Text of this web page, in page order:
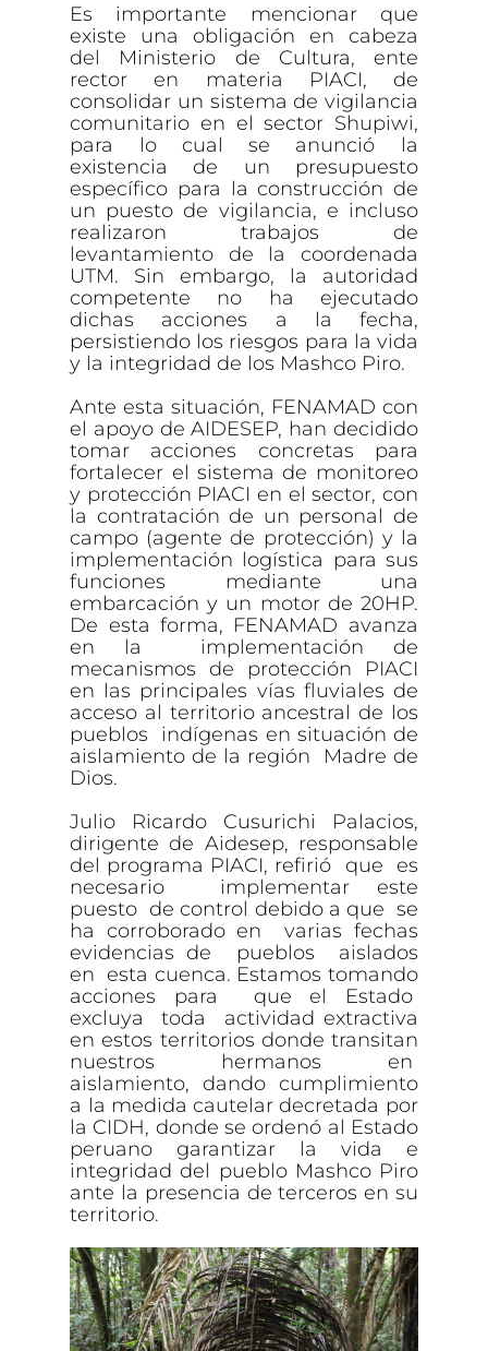
Es importante mencionar que
existe una obligación en cabeza
del Ministerio de Cultura, ente
rector en materia PIACI, de
consolidar un sistema de vigilancia
comunitario en el sector Shupiwi,
para lo cual se anunció la
existencia de un presupuesto
específico para la construcción de
un puesto de vigilancia, e incluso
realizaron trabajos de
levantamiento de la coordenada
UTM. Sin embargo, la autoridad
competente no ha ejecutado
dichas acciones a la fecha,
persistiendo los riesgos para la vida
y la integridad de los Mashco Piro.
Ante esta situación, FENAMAD con
el apoyo de AIDESEP, han decidido
tomar acciones concretas para
fortalecer el sistema de monitoreo
y protección PIACI en el sector, con
la contratación de un personal de
campo (agente de protección) y la
implementación logística para sus
funciones mediante una
embarcación y un motor de 20HP.
De esta forma, FENAMAD avanza
en la implementación de
mecanismos de protección PIACI
en las principales vías fluviales de
acceso al territorio ancestral de los
pueblos indígenas en situación de
aislamiento de la región Madre de
Dios.
Julio Ricardo Cusurichi Palacios,
dirigente de Aidesep, responsable
del programa PIACI, refirió que es
necesario implementar este
puesto de control debido a que se
ha corroborado en varias fechas
evidencias de pueblos aislados
en esta cuenca. Estamos tomando
acciones para que el Estado
excluya toda actividad extractiva
en estos territorios donde transitan
nuestros hermanos en
aislamiento, dando cumplimiento
a la medida cautelar decretada por
la CIDH, donde se ordenó al Estado
peruano garantizar la vida e
integridad del pueblo Mashco Piro
ante la presencia de terceros en su
territorio.